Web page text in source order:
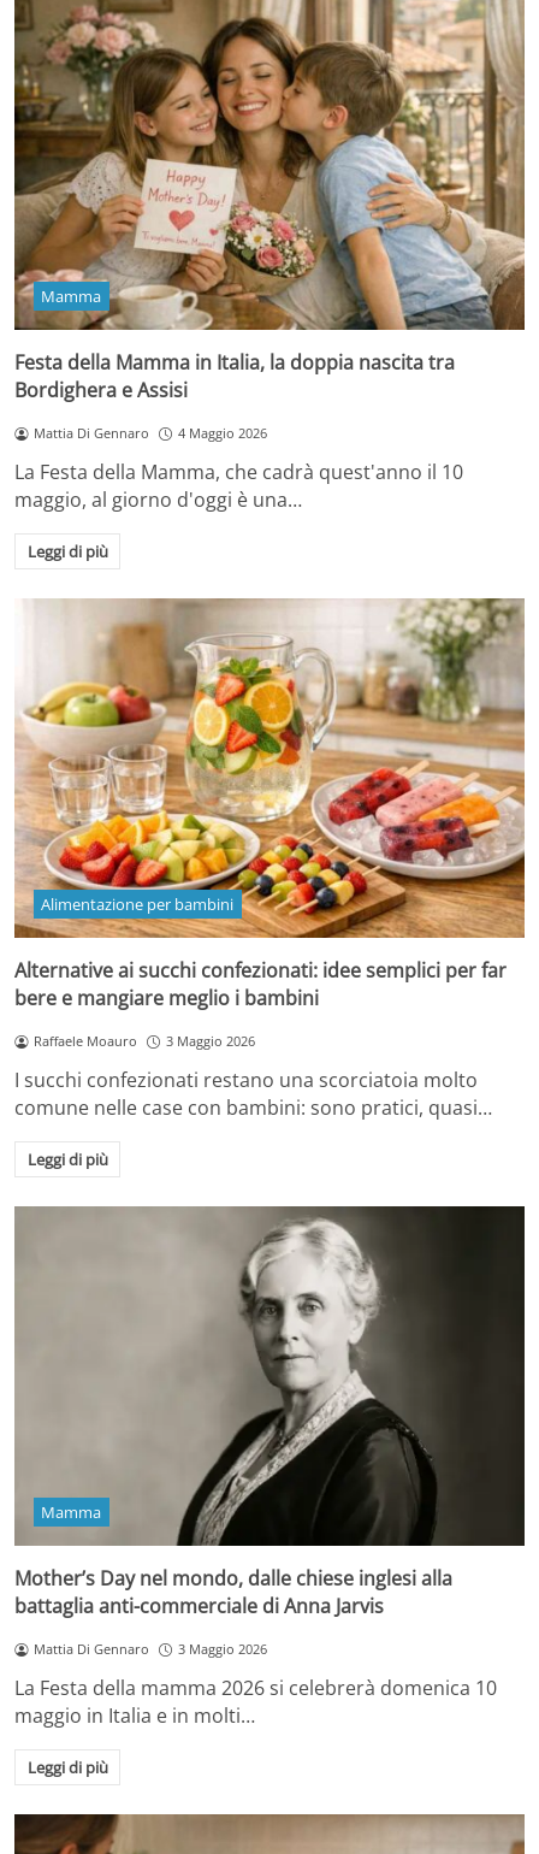
Mamma
Festa della Mamma in Italia, la doppia nascita tra
Bordighera e Assisi
Mattia Di Gennaro 4 Maggio 2026
La Festa della Mamma, che cadrà quest'anno il 10
maggio, al giorno d'oggi è una…
Leggi di più
Alimentazione per bambini
Alternative ai succhi confezionati: idee semplici per far
bere e mangiare meglio i bambini
Raffaele Moauro 3 Maggio 2026
I succhi confezionati restano una scorciatoia molto
comune nelle case con bambini: sono pratici, quasi…
Leggi di più
Mamma
Mother’s Day nel mondo, dalle chiese inglesi alla
battaglia anti-commerciale di Anna Jarvis
Mattia Di Gennaro 3 Maggio 2026
La Festa della mamma 2026 si celebrerà domenica 10
maggio in Italia e in molti…
Leggi di più